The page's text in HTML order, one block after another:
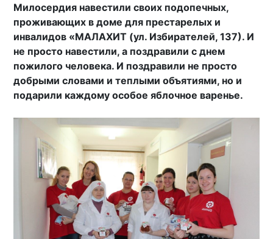
Милосердия навестили своих подопечных,
проживающих в доме для престарелых и
инвалидов «МАЛАХИТ (ул. Избирателей, 137). И
не просто навестили, а поздравили с днем
пожилого человека. И поздравили не просто
добрыми словами и теплыми объятиями, но и
подарили каждому особое яблочное варенье.